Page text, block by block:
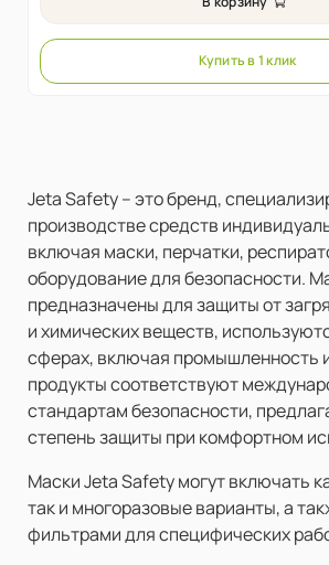
Купить в 1 клик
Jeta Safety – это бренд,
производстве средств
включая маски, перчатки,
оборудование для безопасности.
предназначены для защиты от
и химических веществ,
сферах, включая промышленность
продукты соответствуют
стандартам безопасности,
степень защиты при комфортном
Маски Jeta Safety могут включать
так и многоразовые варианты, а
фильтрами для специфических